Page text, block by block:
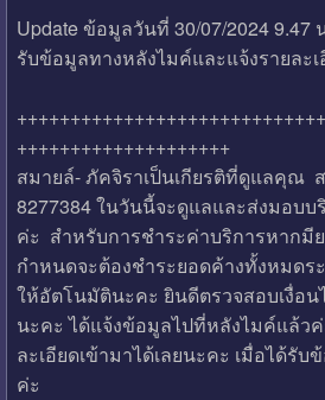
Update ข้อมูลวันที่ 30/07/2024
รับข้อมูลทางหลังไมค์และแจ้งรายละ
++++++++++++++++++++
สมายล์- ภัคจิราเป็นเกียรติที่ดูแลคุณ
8277384 ในวันนี้จะดูแลและส่งมอบบ
ค่ะ สำหรับการชำระค่าบริการหากมี
กำหนดจะต้องชำระยอดค้างทั้งหมด
ให้อัตโนมัตินะคะ ยินดีตรวจสอบเงื่อ
นะคะ ได้แจ้งข้อมูลไปที่หลังไมค์แล้ว
ละเอียดเข้ามาได้เลยนะคะ เมื่อได้รั
ค่ะ